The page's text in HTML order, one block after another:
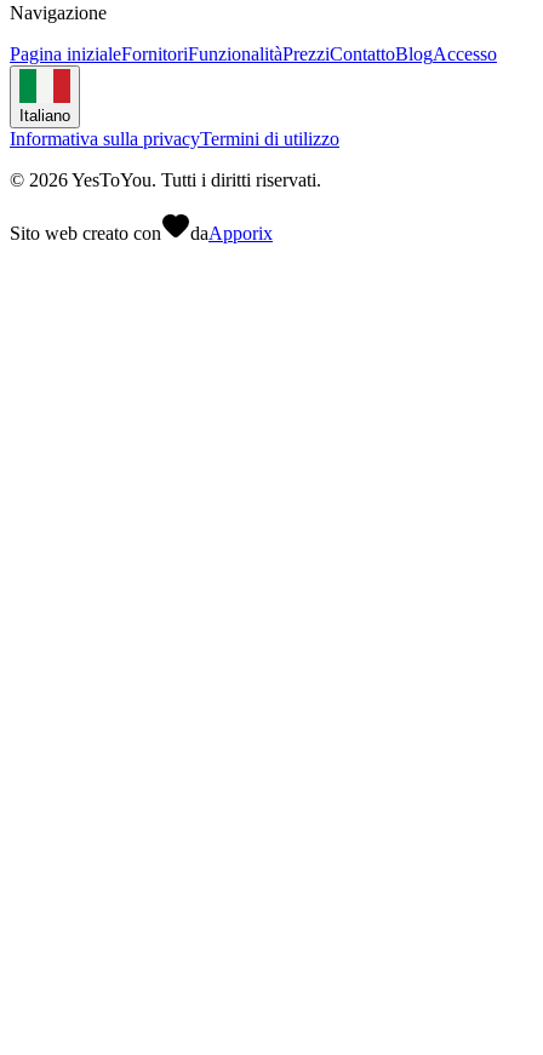
Navigazione
Pagina inizialeFornitoriFunzionalitàPrezziContattoBlogAccesso
Italiano
Informativa sulla privacyTermini di utilizzo
© 2026YesToYou. Tutti i diritti riservati.
Sito web creato con daApporix